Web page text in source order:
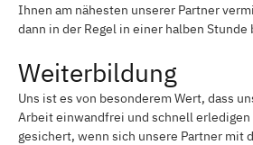
Ihnen am nähesten unserer Partner
dann in der Regel in einer halben Stunde
Weiterbildung
Uns ist es von besonderem Wert, dass
Arbeit einwandfrei und schnell erledigen
gesichert, wenn sich unsere Partner mit